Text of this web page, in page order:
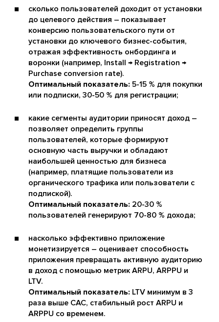
сколько пользователей доходит от установки
до целевого действия – показывает
конверсию пользовательского пути от
установки до ключевого бизнес-события,
отражая эффективность онбординга и
воронки (например, Install → Registration →
Purchase conversion rate).
Оптимальный показатель: 5-15 % для покупки
или подписки, 30-50 % для регистрации;
какие сегменты аудитории приносят доход –
позволяет определить группы
пользователей, которые формируют
основную часть выручки и обладают
наибольшей ценностью для бизнеса
(например, платящие пользователи из
органического трафика или пользователи с
подпиской).
Оптимальный показатель: 20-30 %
пользователей генерируют 70-80 % дохода;
насколько эффективно приложение
монетизируется – оценивает способность
приложения превращать активную аудиторию
в доход с помощью метрик ARPU, ARPPU и
LTV.
Оптимальный показатель: LTV минимум в 3
раза выше CAC, стабильный рост ARPU и
ARPPU со временем.